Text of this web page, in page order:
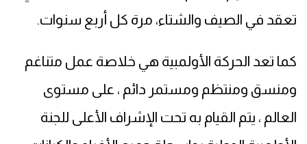
تعقد في الصيف والشتاء، مرة كل أربع سنوات.
كما تعد الحركة الأولمبية هي خلاصة عمل متناغم
ومنسق ومنتظم ومستمر دائم ، على مستوى
العالم ، يتم القيام به تحت الإشراف الأعلى للجنة